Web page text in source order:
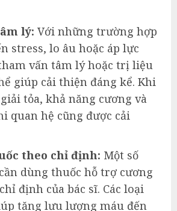
lý: Với những trường hợp
stress, lo âu hoặc áp lực
vấn tâm lý hoặc trị liệu
giúp cải thiện đáng kể. Khi
tỏa, khả năng cương và
quan hệ cũng được cải
theo chỉ định: Một số
dùng thuốc hỗ trợ cương
định của bác sĩ. Các loại
tăng lưu lượng máu đến